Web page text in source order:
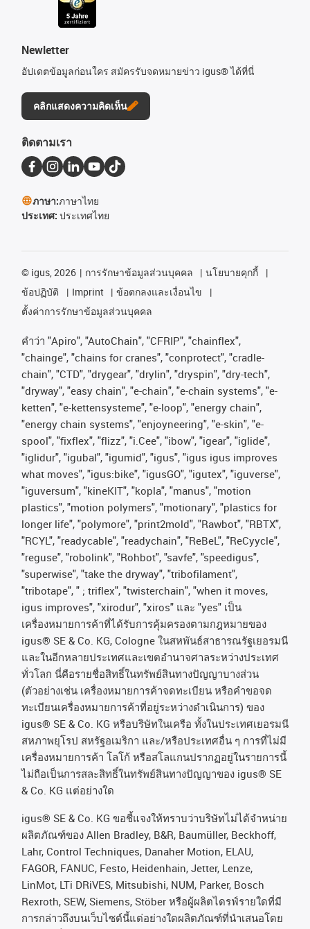
Newletter
อัปเดตข้อมูลก่อนใคร สมัครรับจดหมายข่าว igus® ได้ที่นี่
คลิกแสดงความคิดเห็น
ติดตามเรา
ภาษา:ภาษาไทย
ประเทศ: ประเทศไทย
© igus, 2026 การรักษาข้อมูลส่วนบุคคล
นโยบายคุกกี้
ข้อปฏิบัติ
Imprint
ข้อตกลงและเงื่อนไข
ตั้งค่าการรักษาข้อมูลส่วนบุคคล
คําว่า "Apiro", "AutoChain", "CFRIP", "chainflex",
"chainge", "chains for cranes", "conprotect", "cradle-
chain", "CTD", "drygear", "drylin", "dryspin", "dry-tech",
"dryway", "easy chain", "e-chain", "e-chain systems", "e-
ketten", "e-kettensysteme", "e-loop", "energy chain",
"energy chain systems", "enjoyneering", "e-skin", "e-
spool", "fixflex", "flizz", "i.Cee", "ibow", "igear", "iglide",
"iglidur", "igubal", "igumid", "igus", "igus igus improves
what moves", "igus:bike", "igusGO", "igutex", "iguverse",
"iguversum", "kineKIT", "kopla", "manus", "motion
plastics", "motion polymers", "motionary", "plastics for
longer life", "polymore", "print2mold", "Rawbot", "RBTX",
"RCYL", "readycable", "readychain", "ReBeL", "ReCyycle",
"reguse", "robolink", "Rohbot", "savfe", "speedigus",
"superwise", "take the dryway", "tribofilament",
"tribotape", " ; triflex", "twisterchain", "when it moves,
igus improves", "xirodur", "xiros" และ "yes" เป็น
เครื่องหมายการค้าที่ได้รับการคุ้มครองตามกฎหมายของ
igus® SE & Co. KG, Cologne ในสหพันธ์สาธารณรัฐเยอรมนี
และในอีกหลายประเทศและเขตอํานาจศาลระหว่างประเทศ
ทั่วโลก นี่คือรายชื่อสิทธิ์ในทรัพย์สินทางปัญญาบางส่วน
(ตัวอย่างเช่น เครื่องหมายการค้าจดทะเบียน หรือคำขอจด
ทะเบียนเครื่องหมายการค้าที่อยู่ระหว่างดำเนินการ) ของ
igus® SE & Co. KG หรือบริษัทในเครือ ทั้งในประเทศเยอรมนี
สหภาพยุโรป สหรัฐอเมริกา และ/หรือประเทศอื่น ๆ การที่ไม่มี
เครื่องหมายการค้า โลโก้ หรือสโลแกนปรากฏอยู่ในรายการนี้
ไม่ถือเป็นการสละสิทธิ์ในทรัพย์สินทางปัญญาของ igus® SE
& Co. KG แต่อย่างใด
igus® SE & Co. KG ขอชี้แจงให้ทราบว่าบริษัทไม่ได้จําหน่าย
ผลิตภัณฑ์ของ Allen Bradley, B&R, Baumüller, Beckhoff,
Lahr, Control Techniques, Danaher Motion, ELAU,
FAGOR, FANUC, Festo, Heidenhain, Jetter, Lenze,
LinMot, LTi DRiVES, Mitsubishi, NUM, Parker, Bosch
Rexroth, SEW, Siemens, Stöber หรือผู้ผลิตไดรฟ์รายใดที่มี
การกล่าวถึงบนเว็บไซต์นี้แต่อย่างใดผลิตภัณฑ์ที่นําเสนอโดย